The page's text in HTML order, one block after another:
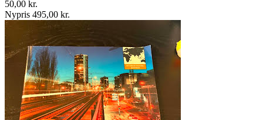
50,00 kr.
Nypris 495,00 kr.